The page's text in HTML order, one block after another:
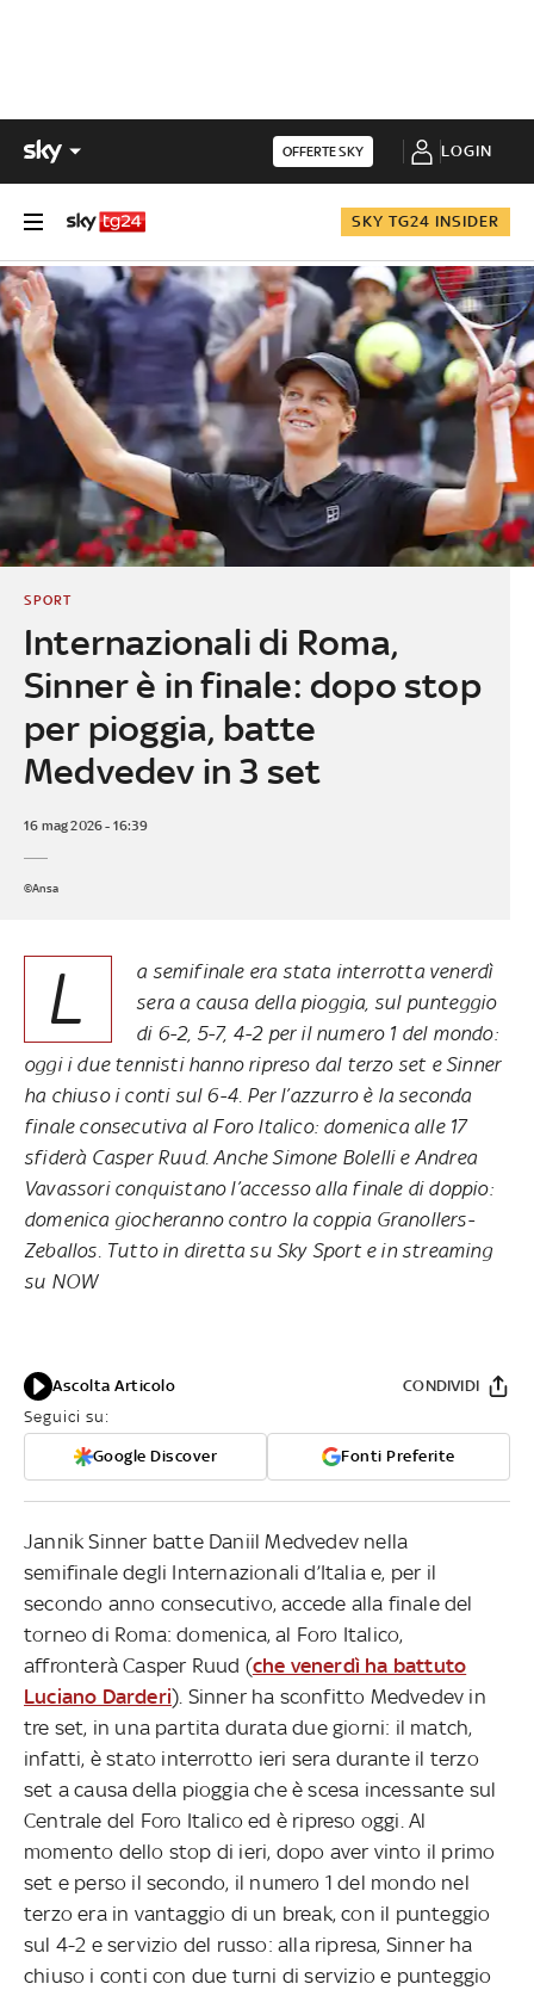
OFFERTE SKY LOGIN
SKY TG24 INSIDER
Internazionali di Roma,
Sinner è in finale: dopo stop
per pioggia, batte
Medvedev in 3 set
SPORT
16 mag 2026 - 16:39
©Ansa
L
a semifinale era stata interrotta venerdì
sera a causa della pioggia, sul punteggio
di 6-2, 5-7, 4-2 per il numero 1 del mondo:
oggi i due tennisti hanno ripreso dal terzo set e Sinner
ha chiuso i conti sul 6-4. Per l’azzurro è la seconda
finale consecutiva al Foro Italico: domenica alle 17
sfiderà Casper Ruud. Anche Simone Bolelli e Andrea
Vavassori conquistano l’accesso alla finale di doppio:
domenica giocheranno contro la coppia Granollers-
Zeballos. Tutto in diretta su Sky Sport e in streaming
su NOW
Ascolta Articolo
Seguici su:
Google Discover Fonti Preferite
CONDIVIDI
Jannik Sinner batte Daniil Medvedev nella
semifinale degli Internazionali d’Italia e, per il
secondo anno consecutivo, accede alla finale del
torneo di Roma: domenica, al Foro Italico,
affronterà Casper Ruud (che venerdì ha battuto
Luciano Darderi). Sinner ha sconfitto Medvedev in
tre set, in una partita durata due giorni: il match,
infatti, è stato interrotto ieri sera durante il terzo
set a causa della pioggia che è scesa incessante sul
Centrale del Foro Italico ed è ripreso oggi. Al
momento dello stop di ieri, dopo aver vinto il primo
set e perso il secondo, il numero 1 del mondo nel
terzo era in vantaggio di un break, con il punteggio
sul 4-2 e servizio del russo: alla ripresa, Sinner ha
chiuso i conti con due turni di servizio e punteggio